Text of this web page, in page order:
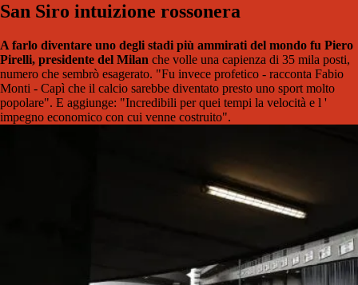
San Siro intuizione rossonera
A farlo diventare uno degli stadi più ammirati del mondo fu Piero
Pirelli, presidente del Milan che volle una capienza di 35 mila posti,
numero che sembrò esagerato. "Fu invece profetico - racconta Fabio
Monti - Capì che il calcio sarebbe diventato presto uno sport molto
popolare". E aggiunge: "Incredibili per quei tempi la velocità e l '
impegno economico con cui venne costruito".